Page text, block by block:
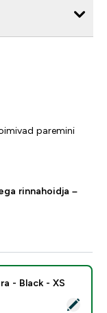
paremini
rinnahoidja –
Bra - Black - XS
- Black - XS